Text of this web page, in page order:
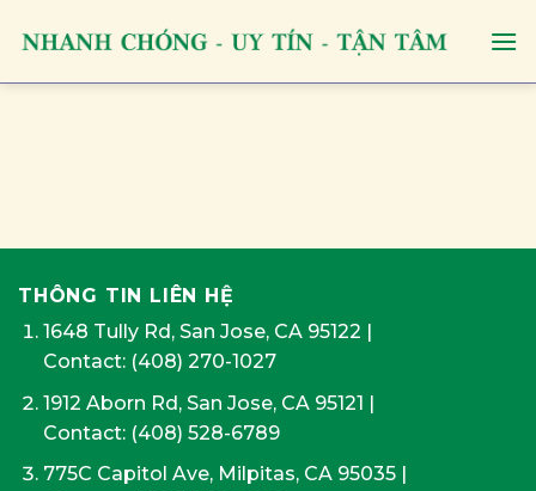
THÔNG TIN LIÊN HỆ
1648 Tully Rd, San Jose, CA 95122 |
Contact: (408) 270-1027
1912 Aborn Rd, San Jose, CA 95121 |
Contact: (408) 528-6789
775C Capitol Ave, Milpitas, CA 95035|